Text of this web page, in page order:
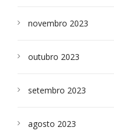
novembro 2023
outubro 2023
setembro 2023
agosto 2023